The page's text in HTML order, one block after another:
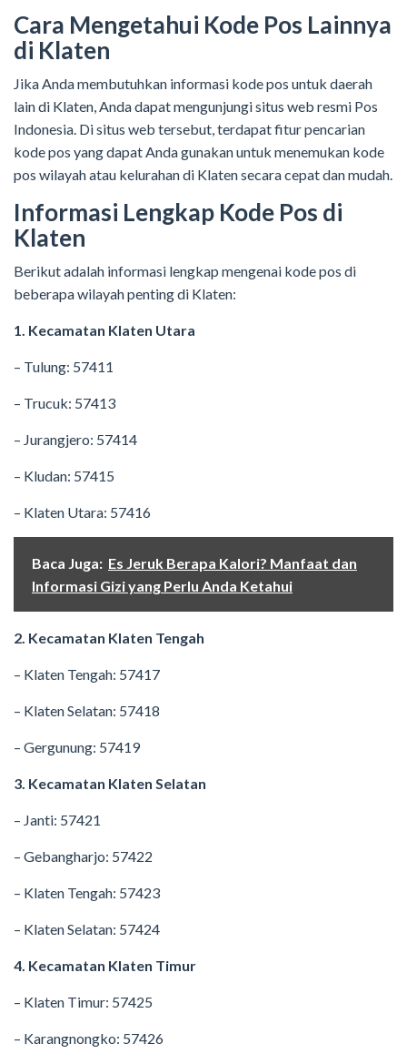
Cara Mengetahui Kode Pos Lainnya
di Klaten
Jika Anda membutuhkan informasi kode pos untuk daerah
lain di Klaten, Anda dapat mengunjungi situs web resmi Pos
Indonesia. Di situs web tersebut, terdapat fitur pencarian
kode pos yang dapat Anda gunakan untuk menemukan kode
pos wilayah atau kelurahan di Klaten secara cepat dan mudah.
Informasi Lengkap Kode Pos di
Klaten
Berikut adalah informasi lengkap mengenai kode pos di
beberapa wilayah penting di Klaten:
1. Kecamatan Klaten Utara
– Tulung: 57411
– Trucuk: 57413
– Jurangjero: 57414
– Kludan: 57415
– Klaten Utara: 57416
Baca Juga: Es Jeruk Berapa Kalori? Manfaat dan
Informasi Gizi yang Perlu Anda Ketahui
2. Kecamatan Klaten Tengah
– Klaten Tengah: 57417
– Klaten Selatan: 57418
– Gergunung: 57419
3. Kecamatan Klaten Selatan
– Janti: 57421
– Gebangharjo: 57422
– Klaten Tengah: 57423
– Klaten Selatan: 57424
4. Kecamatan Klaten Timur
– Klaten Timur: 57425
– Karangnongko: 57426